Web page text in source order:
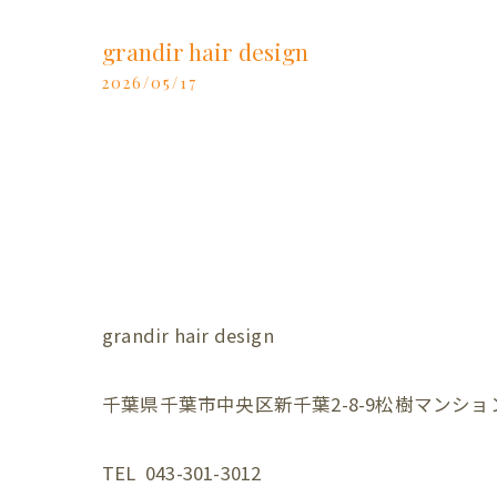
grandir hair design
2026/05/17
grandir hair design
千葉県千葉市中央区新千葉2-8-9松樹マンショ
TEL 043-301-3012